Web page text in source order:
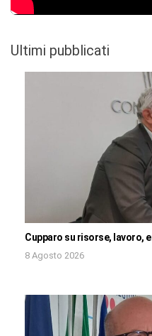
Ultimi pubblicati
Cupparo su risorse, lavoro,
8 Agosto 2026